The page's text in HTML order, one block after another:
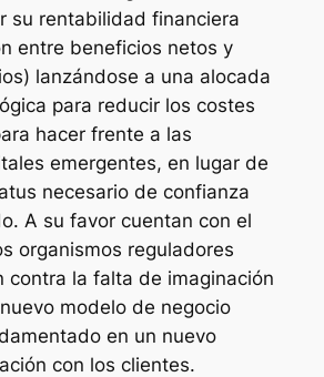
su rentabilidad financiera
entre beneficios netos y
lanzándose a una alocada
para reducir los costes
hacer frente a las
emergentes, en lugar de
necesario de confianza
A su favor cuentan con el
organismos reguladores
contra la falta de imaginación
modelo de negocio
en un nuevo
con los clientes.